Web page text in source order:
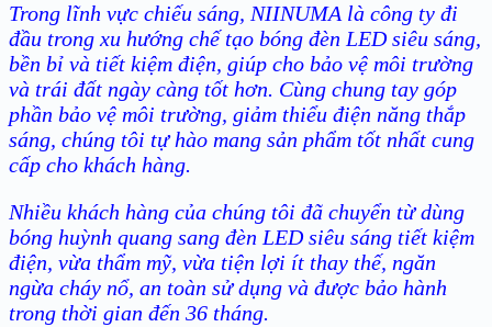
Trong lĩnh vực chiếu sáng, NIINUMA là công ty đi
đầu trong xu hướng chế tạo bóng đèn LED siêu sáng,
bền bỉ và tiết kiệm điện, giúp cho bảo vệ môi trường
và trái đất ngày càng tốt hơn. Cùng chung tay góp
phần bảo vệ môi trường, giảm thiểu điện năng thắp
sáng, chúng tôi tự hào mang sản phẩm tốt nhất cung
cấp cho khách hàng.
Nhiều khách hàng của chúng tôi đã chuyển từ dùng
bóng huỳnh quang sang đèn LED siêu sáng tiết kiệm
điện, vừa thẩm mỹ, vừa tiện lợi ít thay thế, ngăn
ngừa cháy nổ, an toàn sử dụng và được bảo hành
trong thời gian đến 36 tháng.